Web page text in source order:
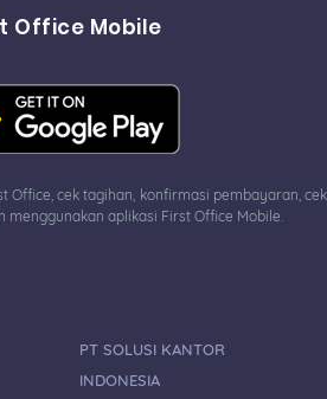
Office Mobile
Office, cek tagihan, konfirmasi pembayaran, cek
menggunakan aplikasi First Office Mobile.
PT SOLUSI KANTOR
INDONESIA